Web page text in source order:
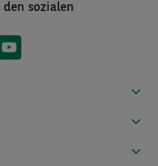
sozialen
Facebook
auf auf
Finanz auf
Consors Finanz auf